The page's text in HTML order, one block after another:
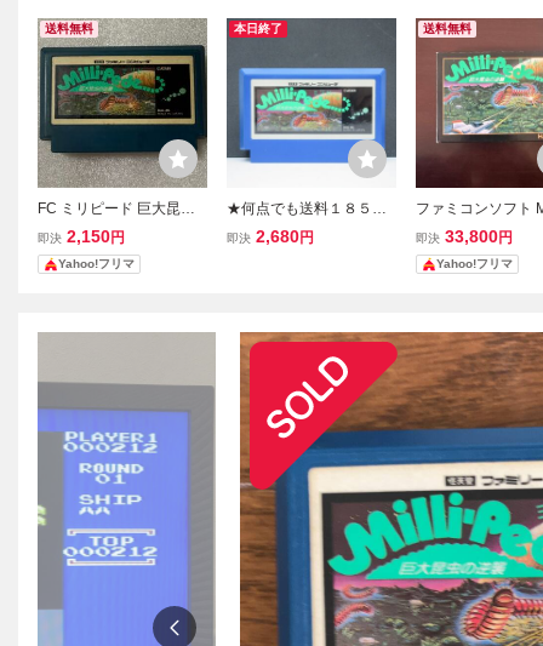
送料無料
FC ミリピード 巨大昆虫
の逆襲 ファミコン ソフト
のみ Milli-Pede ATARI
即決 2,150円
Yahoo!フリマ
本日終了
★何点でも送料１８５円
★ ミリピード 巨大昆虫の
即決 2,680円
送料無料
ファミコンソフト
de ミリピード 巨
逆襲 HAL-ML 箱説
即決 33,800円
Yahoo!フリマ